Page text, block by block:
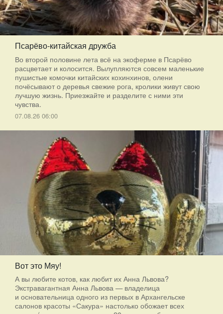
Псарёво-китайская дружба
Во второй половине лета всё на экоферме в Псарёво
расцветает и колосится. Вылупляются совсем маленькие
пушистые комочки китайских кохинхинов, олени
почёсывают о деревья свежие рога, кролики живут свою
лучшую жизнь. Приезжайте и разделите с ними эти
чувства.
07.08.26 06:00
Вот это Мяу!
А вы любите котов, как любит их Анна Львова?
Экстравагантная Анна Львова — владелица
и основательница одного из первых в Архангельске
салонов красоты «Сакура» настолько обожает всех